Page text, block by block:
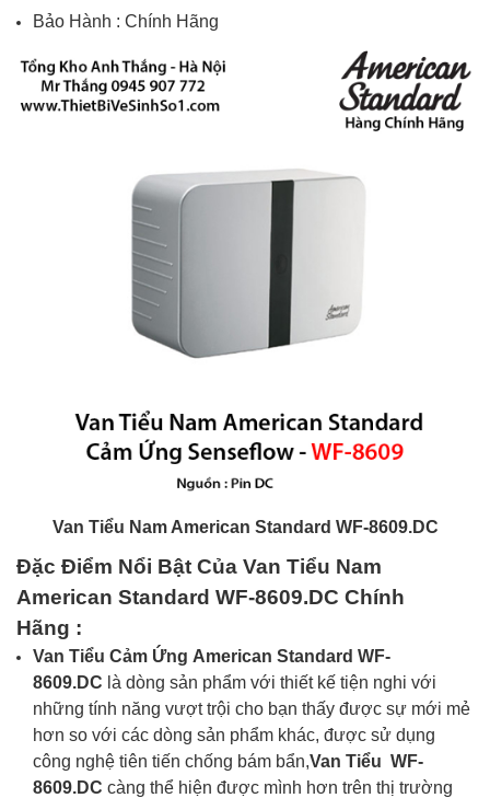
Bảo Hành : Chính Hãng
Van Tiểu Nam American Standard WF-8609.DC
Đặc Điểm Nổi Bật Của Van Tiểu Nam
American Standard WF-8609.DC Chính
Hãng :
Van Tiểu Cảm Ứng American Standard WF-
8609.DC là dòng sản phẩm với thiết kế tiện nghi với
những tính năng vượt trội cho bạn thấy được sự mới mẻ
hơn so với các dòng sản phẩm khác, được sử dụng
công nghệ tiên tiến chống bám bẩn,Van Tiểu WF-
8609.DC càng thể hiện được mình hơn trên thị trường